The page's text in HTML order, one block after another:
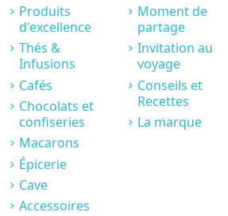
Produits
d'excellence
Thés &
Infusions
Cafés
Chocolats et
confiseries
Macarons
Épicerie
Cave
Accessoires
Moment de
partage
Invitation au
voyage
Conseils et
Recettes
La marque